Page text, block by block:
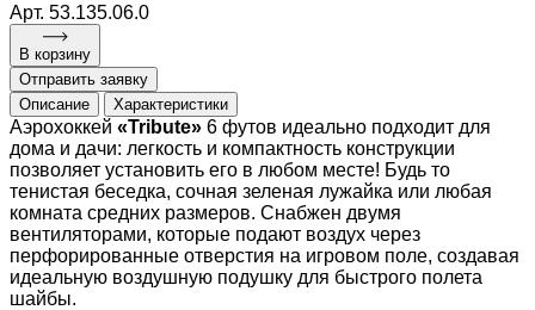
Арт. 53.135.06.0
В корзину
Отправить заявку
Описание
Характеристики
Аэрохоккей «Tribute» 6 футов идеально подходит для
дома и дачи: легкость и компактность конструкции
позволяет установить его в любом месте! Будь то
тенистая беседка, сочная зеленая лужайка или любая
комната средних размеров. Снабжен двумя
вентиляторами, которые подают воздух через
перфорированные отверстия на игровом поле, создавая
идеальную воздушную подушку для быстрого полета
шайбы.